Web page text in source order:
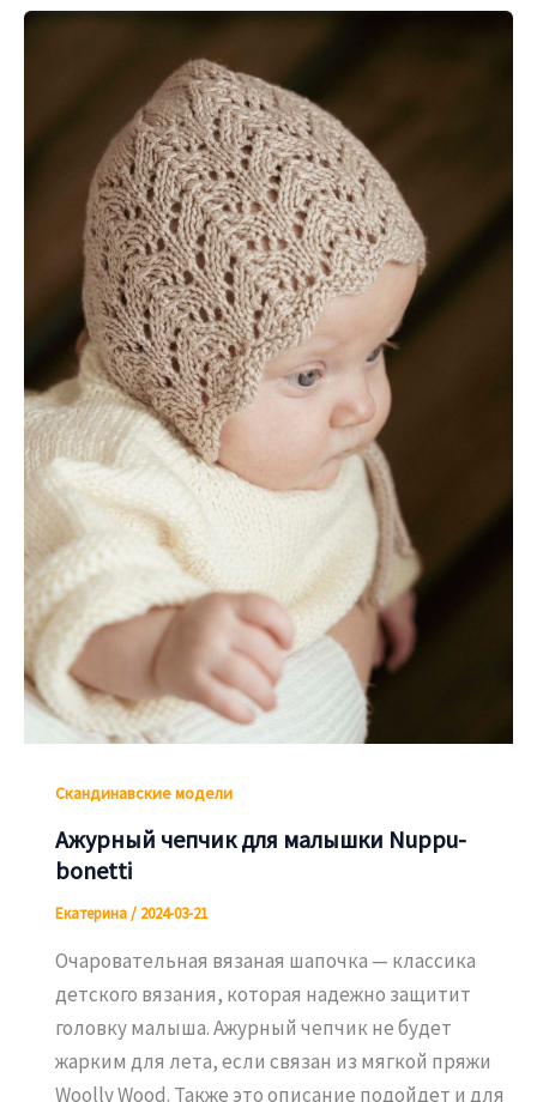
Скандинавские модели
Ажурный чепчик для малышки Nuppu-
bonetti
Екатерина/ 2024-03-21
Очаровательная вязаная шапочка — классика
детского вязания, которая надежно защитит
головку малыша. Ажурный чепчик не будет
жарким для лета, если связан из мягкой пряжи
Woolly Wood. Также это описание подойдет и для